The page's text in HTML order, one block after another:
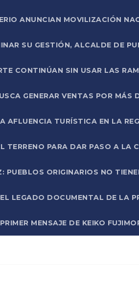
ANUNCIAN MOVILIZACIÓN
SU GESTIÓN, ALCALDE DE
CONTINÚAN SIN USAR LAS
GENERAR VENTAS POR
AFLUENCIA TURÍSTICA EN LA
TERRENO PARA DAR PASO A LA
PUEBLOS ORIGINARIOS NO
LEGADO DOCUMENTAL DE LA
MENSAJE DE KEIKO